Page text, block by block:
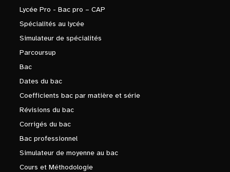
Lycée Pro - Bac pro – CAP
Spécialités au lycée
Simulateur de spécialités
Parcoursup
Bac
Dates du bac
Coefficients bac par matière et série
Révisions du bac
Corrigés du bac
Bac professionnel
Simulateur de moyenne au bac
Cours et Méthodologie